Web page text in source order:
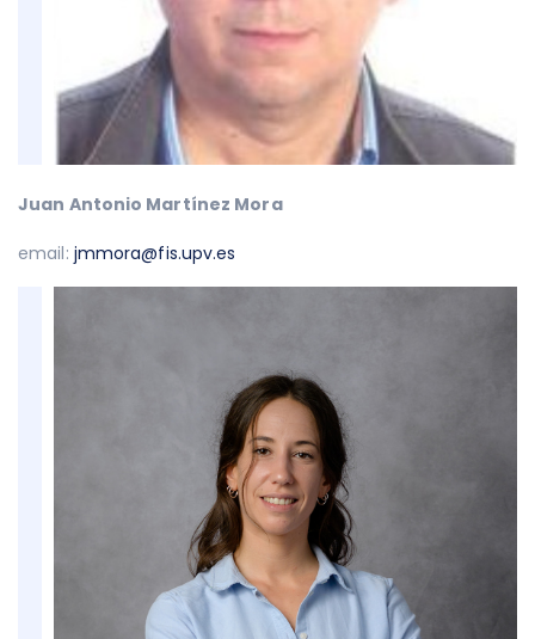
Juan Antonio Martínez Mora
email: jmmora@fis.upv.es